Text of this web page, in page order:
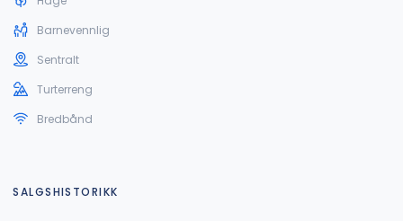
Barnevennlig
Sentralt
Turterreng
Bredbånd
SALGSHISTORIKK